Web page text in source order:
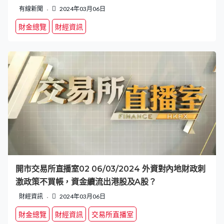
有線新聞 2024年03月06日
財金總覽 財經資訊
開市交易所直播室02 06/03/2024 外資對內地財政刺
激政策不買帳，資金續流出港股及A股？
財經資訊 2024年03月06日
財金總覽 財經資訊 交易所直播室